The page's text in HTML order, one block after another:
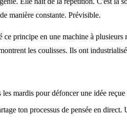
manière constante. Prévisible.
principe en une machine à
les coulisses. Ils ont
mardis pour défoncer une idée
ton processus de pensée en